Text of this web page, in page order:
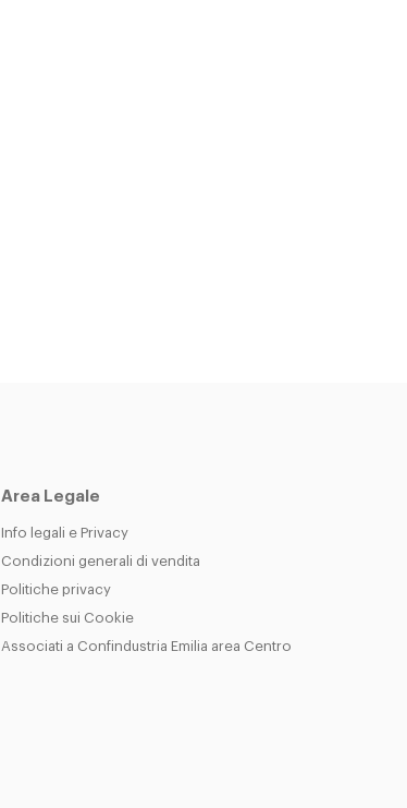
Area Legale
Info legali e Privacy
Condizioni generali di vendita
Politiche privacy
Politiche sui Cookie
Associati a Confindustria Emilia area Centro